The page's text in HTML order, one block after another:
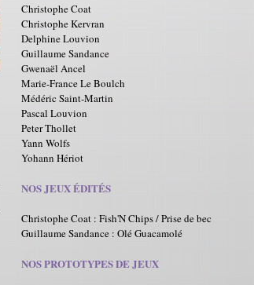
Christophe Coat
Christophe Kervran
Delphine Louvion
Guillaume Sandance
Gwenaël Ancel
Marie-France Le Boulch
Médéric Saint-Martin
Pascal Louvion
Peter Thollet
Yann Wolfs
Yohann Hériot
NOS JEUX ÉDITÉS
Christophe Coat : Fish'N Chips / Prise de bec
Guillaume Sandance : Olé Guacamolé
NOS PROTOTYPES DE JEUX